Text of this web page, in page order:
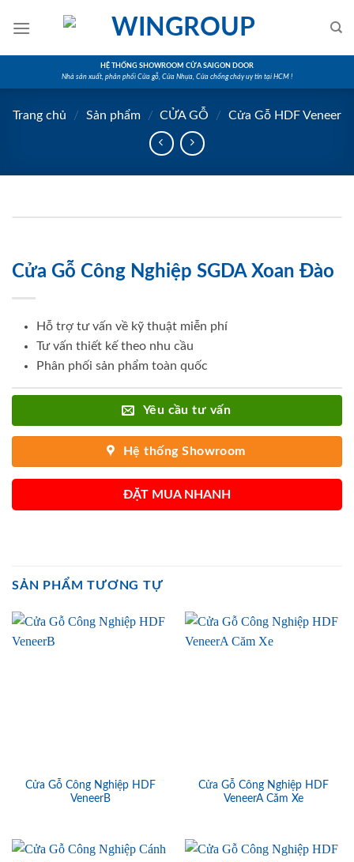
HỆ THỐNG SHOWROOM CỬA SAIGON DOOR
Nhà sản xuất, phân phối Cửa gỗ, Cửa Nhựa, Cửa chống cháy uy tín tại HCM !
Trang chủ / Sản phẩm / CỬA GỖ / Cửa Gỗ HDF Veneer
Cửa Gỗ Công Nghiệp SGDA Xoan Đào
Hỗ trợ tư vấn về kỹ thuật miễn phí
Tư vấn thiết kế theo nhu cầu
Phân phối sản phẩm toàn quốc
Yêu cầu tư vấn
Hệ thống Showroom
ĐẶT MUA NHANH
SẢN PHẨM TƯƠNG TỰ
Cửa Gỗ Công Nghiệp HDF
VeneerB
Cửa Gỗ Công Nghiệp HDF
VeneerA Căm Xe